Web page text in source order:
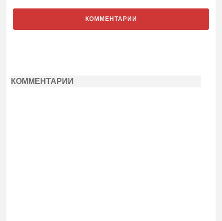
КОММЕНТАРИИ
КОММЕНТАРИИ